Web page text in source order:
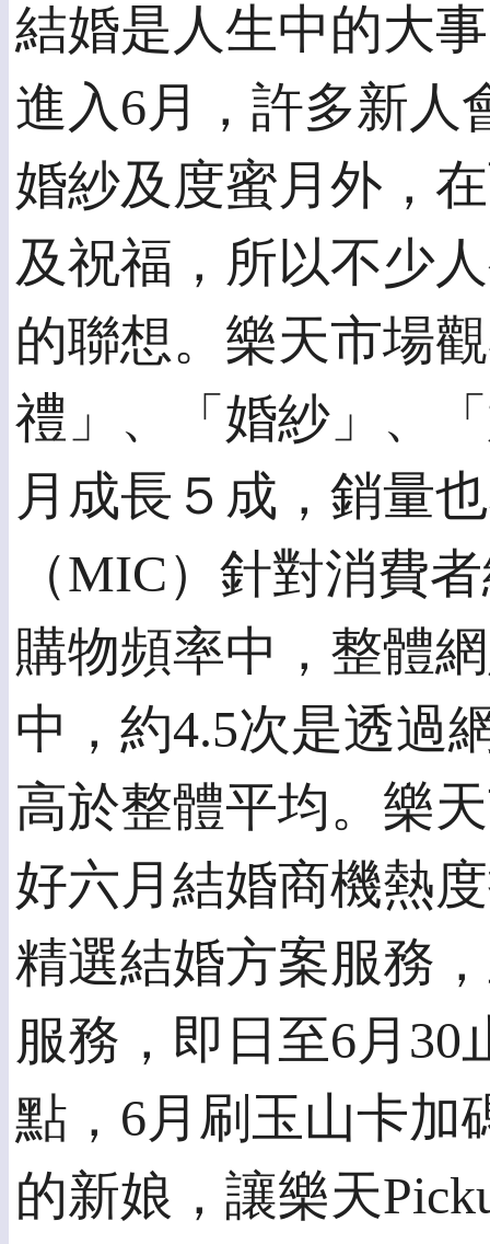
結婚是人生中的大
進入6月，許多新人
婚紗及度蜜月外，
及祝福，所以不少
的聯想。樂天市場
禮」、「婚紗」、
月成長５成，銷量
（MIC）針對消費
購物頻率中，整體
中，約4.5次是透過
高於整體平均。樂
好六月結婚商機熱
精選結婚方案服務
服務，即日至6月30
點，6月刷玉山卡加
的新娘，讓樂天